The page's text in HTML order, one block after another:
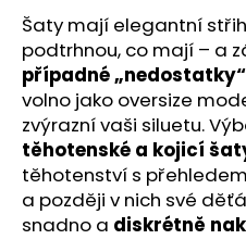
Šaty mají elegantní
podtrhnou, co mají – a
případné „nedostatky“
volno jako oversize
zvýrazní vaši siluetu.
těhotenské a kojicí
těhotenství s
a později v nich své
snadno a diskrétně